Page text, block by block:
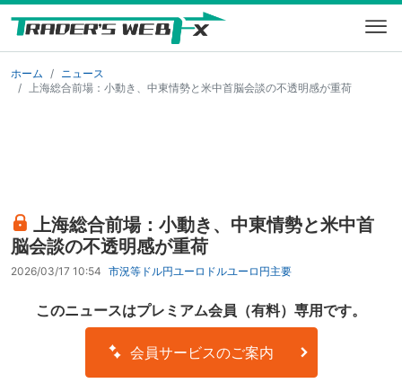
ホーム
ニュース
上海総合前場：小動き、中東情勢と米中首脳会談の不透明感が重荷
上海総合前場：小動き、中東情勢と米中首
脳会談の不透明感が重荷
2026/03/17 10:54 市況等 ドル円ユーロドルユーロ円主要
このニュースはプレミアム会員（有料）専用です。
会員サービスのご案内